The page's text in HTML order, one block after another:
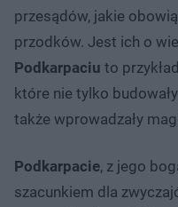
przesądów, jakie
przodków. Jest ich o
Podkarpaciu to
które nie tylko
także wprowadzały
Podkarpacie, z jego
szacunkiem dla